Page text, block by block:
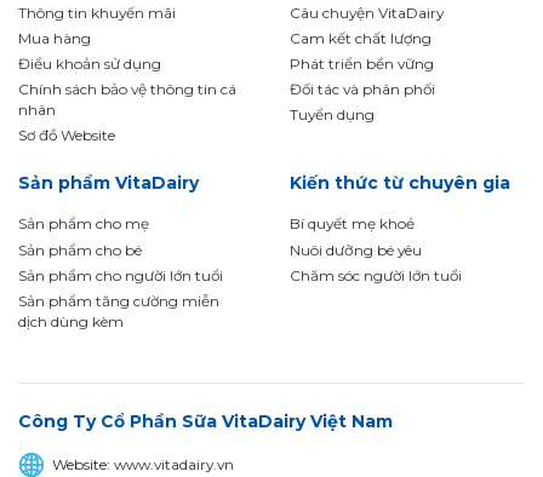
Thông tin khuyến mãi
Mua hàng
Điều khoản sử dụng
Chính sách bảo vệ thông tin cá
nhân
Sơ đồ Website
Câu chuyện VitaDairy
Cam kết chất lượng
Phát triển bền vững
Đối tác và phân phối
Tuyển dụng
Sản phẩm VitaDairy
Sản phẩm cho mẹ
Sản phẩm cho bé
Sản phẩm cho người lớn tuổi
Sản phẩm tăng cường miễn
dịch dùng kèm
Kiến thức từ chuyên gia
Bí quyết mẹ khoẻ
Nuôi dưỡng bé yêu
Chăm sóc người lớn tuổi
Công Ty Cổ Phần Sữa VitaDairy Việt Nam
Website:www.vitadairy.vn